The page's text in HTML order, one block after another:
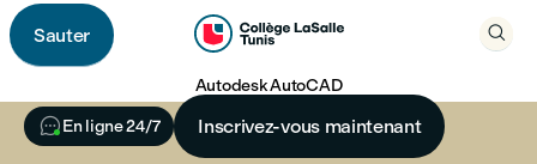
Sauter
 
Autodesk AutoCAD
En ligne 24/7 Inscrivez-vous maintenant